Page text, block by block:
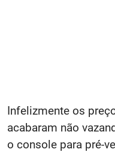
Infelizmente os
acabaram não
o console para pré-